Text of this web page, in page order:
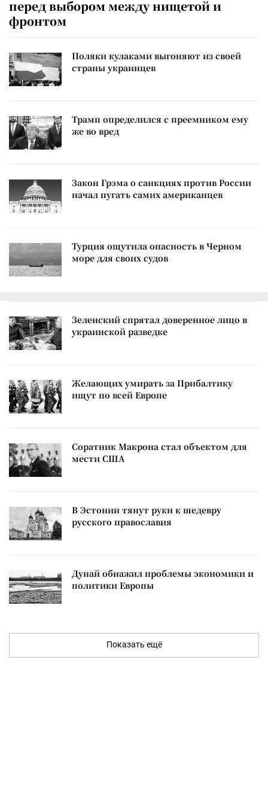
перед выбором между нищетой и
фронтом
Поляки кулаками выгоняют из своей
страны украинцев
Трамп определился с преемником ему
же во вред
Закон Грэма о санкциях против России
начал пугать самих американцев
Турция ощутила опасность в Черном
море для своих судов
Зеленский спрятал доверенное лицо в
украинской разведке
Желающих умирать за Прибалтику
ищут по всей Европе
Соратник Макрона стал объектом для
мести США
В Эстонии тянут руки к шедевру
русского православия
Дунай обнажил проблемы экономики и
политики Европы
Показать ещё